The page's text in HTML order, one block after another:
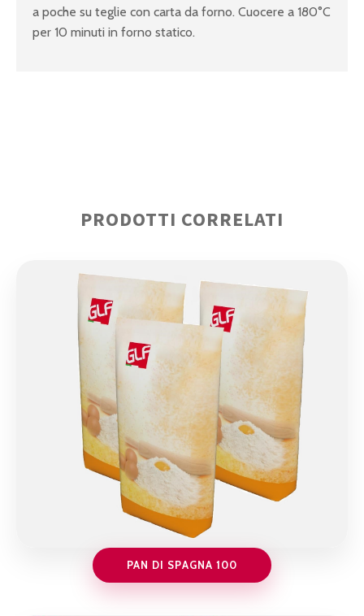
a poche su teglie con carta da forno. Cuocere a 180°C
per 10 minuti in forno statico.
PRODOTTI CORRELATI
PAN DI SPAGNA 100